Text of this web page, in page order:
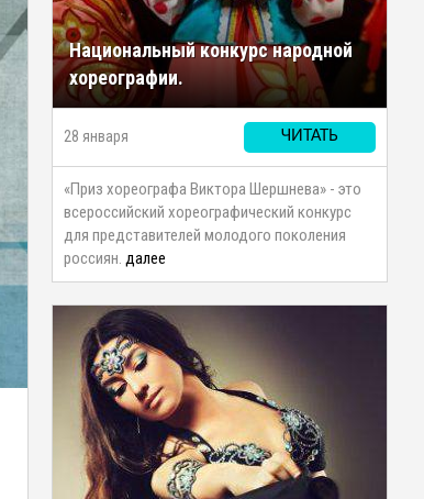
Национальный конкурс народной
хореографии.
ЧИТАТЬ
28 января
«Приз хореографа Виктора Шершнева» - это
всероссийский хореографический конкурс
для представителей молодого поколения
россиян. далее